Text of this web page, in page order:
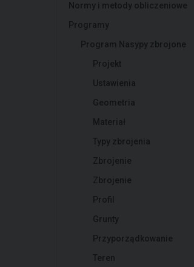
Normy i metody obliczeniowe
Programy
Program Nasypy zbrojone
Projekt
Ustawienia
Geometria
Materiał
Typy zbrojenia
Zbrojenie
Zbrojenie
Profil
Grunty
Przyporządkowanie
Teren